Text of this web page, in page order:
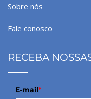
Sobre nós
Fale conosco
RECEBA
E-mail*